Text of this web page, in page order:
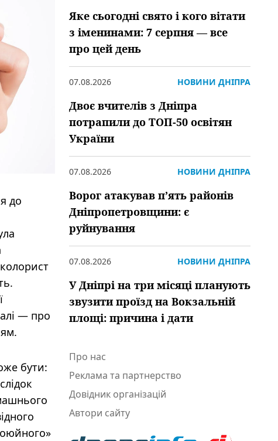
до
— про
бути:
Яке сьогодні свято і кого вітати
з іменинами: 7 серпня — все
про цей день
07.08.2026 НОВИНИ ДНІПРА
Двоє вчителів з Дніпра
потрапили до ТОП-50 освітян
України
07.08.2026 НОВИНИ ДНІПРА
Ворог атакував пʼять районів
Дніпропетровщини: є
руйнування
07.08.2026 НОВИНИ ДНІПРА
У Дніпрі на три місяці планують
звузити проїзд на Вокзальній
площі: причина і дати
Про нас
Реклама та партнерство
Довідник організацій
Автори сайту